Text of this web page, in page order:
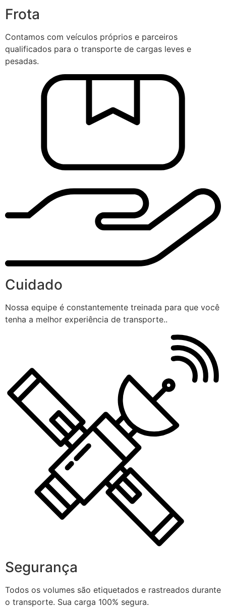
Frota
Contamos com veículos próprios e parceiros
qualificados para o transporte de cargas leves e
pesadas.
Cuidado
Nossa equipe é constantemente treinada para que você
tenha a melhor experiência de transporte..
Segurança
Todos os volumes são etiquetados e rastreados durante
o transporte. Sua carga 100% segura.